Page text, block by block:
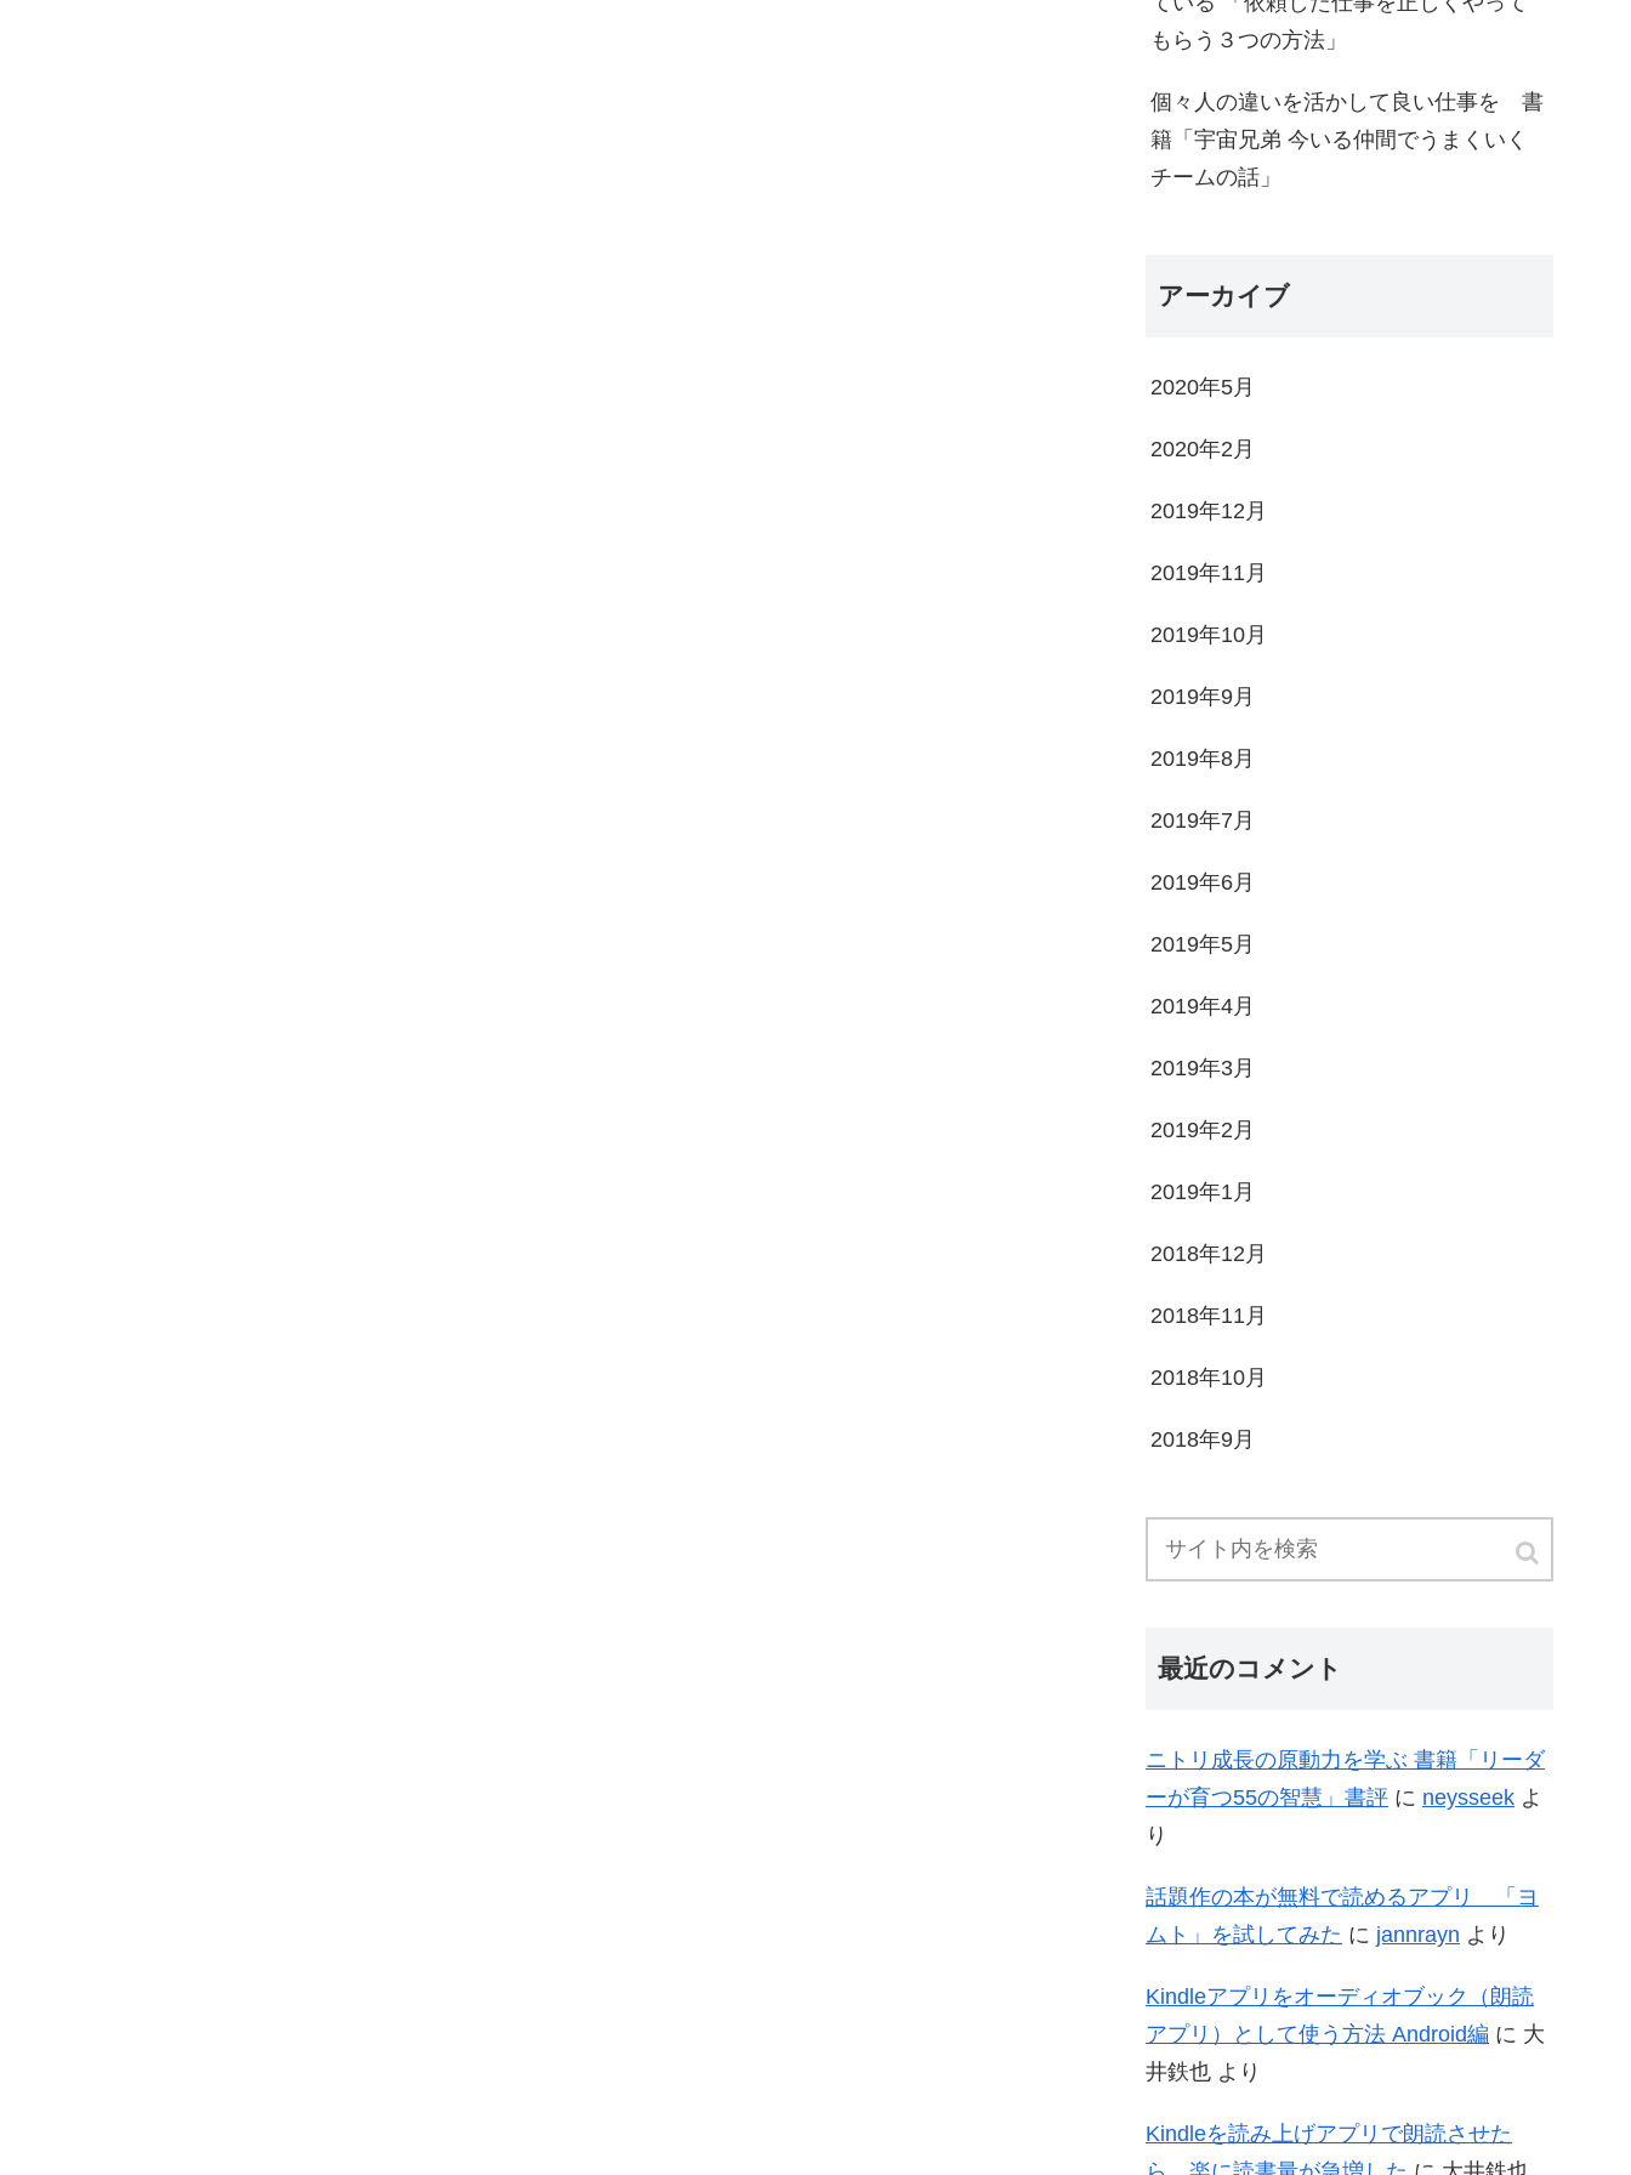
もらう３つの方法」
個々人の違いを活かして良い仕事を 書
籍「宇宙兄弟 今いる仲間でうまくいく
チームの話」
アーカイブ
2020年5月
2020年2月
2019年12月
2019年11月
2019年10月
2019年9月
2019年8月
2019年7月
2019年6月
2019年5月
2019年4月
2019年3月
2019年2月
2019年1月
2018年12月
2018年11月
2018年10月
2018年9月
最近のコメント
ニトリ成長の原動力を学ぶ 書籍「リーダ
ーが育つ55の智慧」書評 に neysseek よ
り
話題作の本が無料で読めるアプリ 「ヨ
ムト」を試してみた に jannrayn より
Kindleアプリをオーディオブック（朗読
アプリ）として使う方法 Android編 に 大
井鉄也 より
Kindleを読み上げアプリで朗読させた